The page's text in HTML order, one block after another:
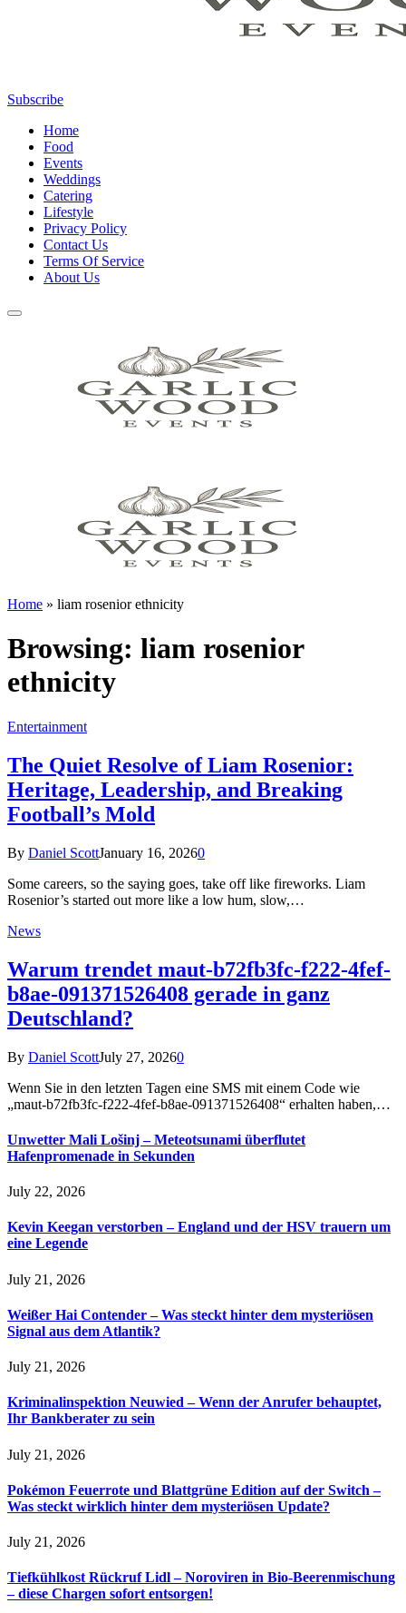
Subscribe
Home
Food
Events
Weddings
Catering
Lifestyle
Privacy Policy
Contact Us
Terms Of Service
About Us
Home » liam rosenior ethnicity
Browsing: liam rosenior
ethnicity
Entertainment
The Quiet Resolve of Liam Rosenior:
Heritage, Leadership, and Breaking
Football’s Mold
By Daniel ScottJanuary 16, 20260
Some careers, so the saying goes, take off like fireworks. Liam
Rosenior’s started out more like a low hum, slow,…
News
Warum trendet maut-b72fb3fc-f222-4fef-
b8ae-091371526408 gerade in ganz
Deutschland?
By Daniel ScottJuly 27, 20260
Wenn Sie in den letzten Tagen eine SMS mit einem Code wie
„maut-b72fb3fc-f222-4fef-b8ae-091371526408“ erhalten haben,…
Unwetter Mali Lošinj – Meteotsunami überflutet
Hafenpromenade in Sekunden
July 22, 2026
Kevin Keegan verstorben – England und der HSV trauern um
eine Legende
July 21, 2026
Weißer Hai Contender – Was steckt hinter dem mysteriösen
Signal aus dem Atlantik?
July 21, 2026
Kriminalinspektion Neuwied – Wenn der Anrufer behauptet,
Ihr Bankberater zu sein
July 21, 2026
Pokémon Feuerrote und Blattgrüne Edition auf der Switch –
Was steckt wirklich hinter dem mysteriösen Update?
July 21, 2026
Tiefkühlkost Rückruf Lidl – Noroviren in Bio-Beerenmischung
– diese Chargen sofort entsorgen!